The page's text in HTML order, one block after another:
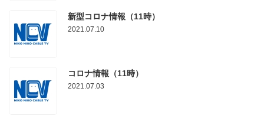
新型コロナ情報（11時）
2021.07.10
コロナ情報（11時）
2021.07.03